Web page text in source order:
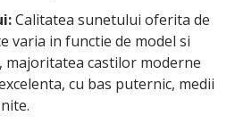
Calitatea sunetului oferita de
varia in functie de model si
majoritatea castilor moderne
cu bas puternic, medii